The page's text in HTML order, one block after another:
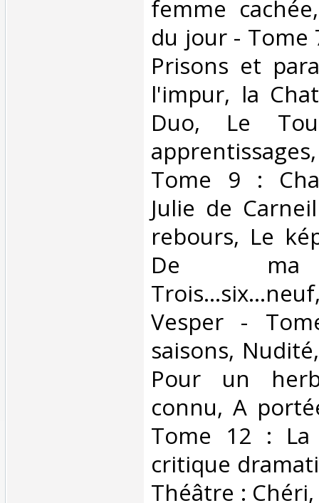
femme
du jour - Tome
Prisons et
l'impur, la
Duo, Le
Tome 9 :
Julie de
rebours, Le
De ma
Vesper -
saisons,
Pour un
connu, A
Tome 12 :
critique
Théâtre :